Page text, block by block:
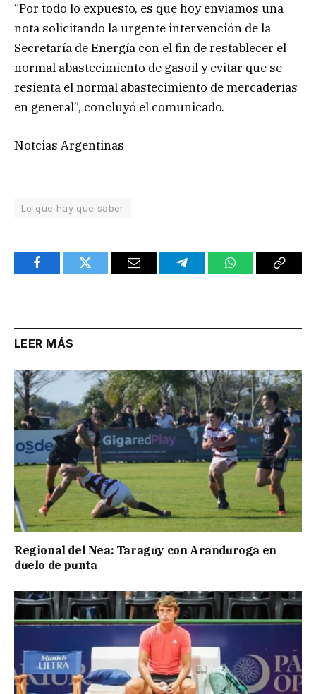
“Por todo lo expuesto, es que hoy enviamos una
nota solicitando la urgente intervención de la
Secretaría de Energía con el fin de restablecer el
normal abastecimiento de gasoil y evitar que se
resienta el normal abastecimiento de mercaderías
en general”, concluyó el comunicado.
Notcias Argentinas
Lo que hay que saber
FacebookTwitter Email TelegramWhatsAppCopy
LEER MÁS
Regional del Nea: Taraguy con Aranduroga en
duelo de punta